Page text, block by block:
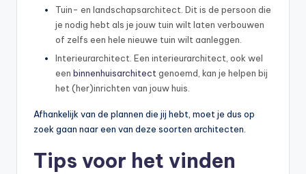
Tuin- en landschapsarchitect. Dit is de persoon die
je nodig hebt als je jouw tuin wilt laten verbouwen
of zelfs een hele nieuwe tuin wilt aanleggen.
Interieurarchitect. Een interieurarchitect, ook wel
een binnenhuisarchitect genoemd, kan je helpen bij
het (her)inrichten van jouw huis.
Afhankelijk van de plannen die jij hebt, moet je dus op
zoek gaan naar een van deze soorten architecten.
Tips voor het vinden